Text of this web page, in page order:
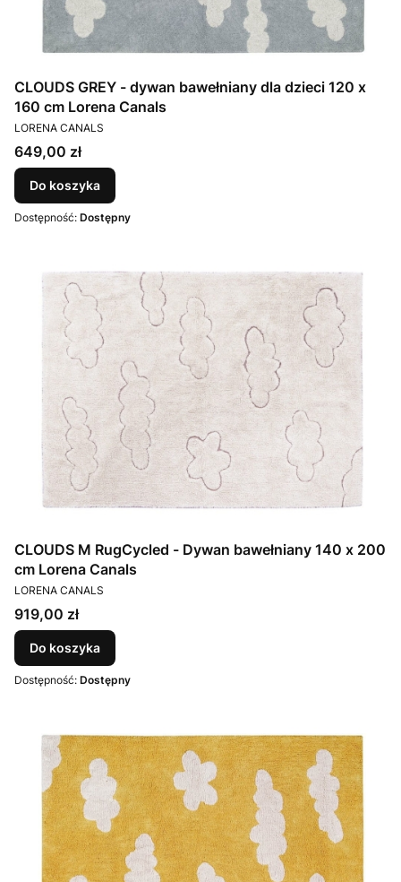
CLOUDS GREY - dywan bawełniany dla dzieci 120 x
160 cm Lorena Canals
PRODUCENT
LORENA CANALS
Cena
649,00 zł
Do koszyka
Dostępność: Dostępny
CLOUDS M RugCycled - Dywan bawełniany 140 x 200
cm Lorena Canals
PRODUCENT
LORENA CANALS
Cena
919,00 zł
Do koszyka
Dostępność: Dostępny